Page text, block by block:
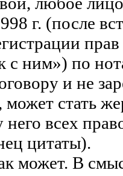
г. (после
с ним») по
и не
может стать
всех
цитаты).
может. В